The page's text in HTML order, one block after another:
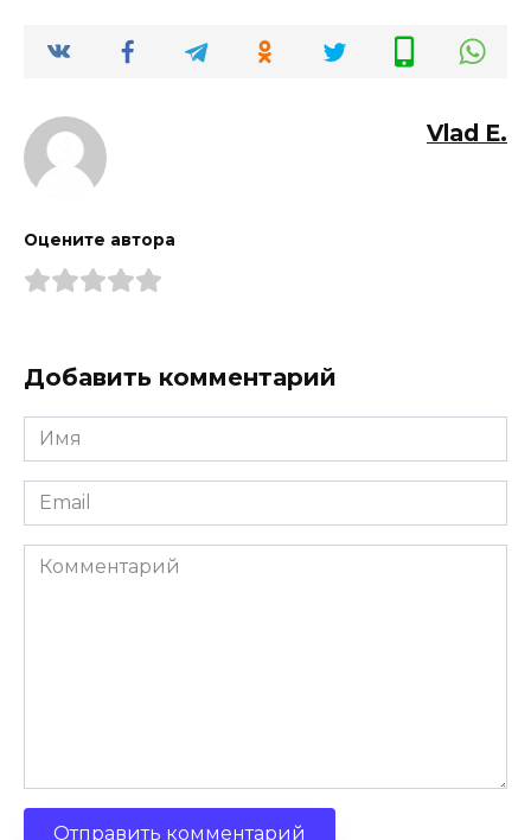
Vlad E.
Оцените автора
Добавить комментарий
Имя
*
Email
*
Комментарий